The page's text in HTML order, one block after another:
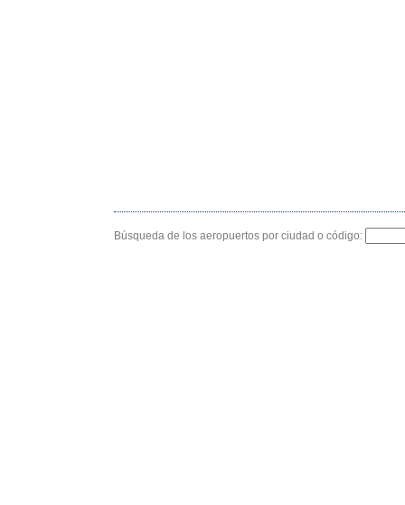
Búsqueda de los aeropuertos por ciudad o código: